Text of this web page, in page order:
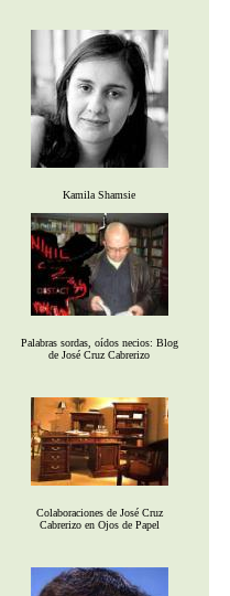
Kamila Shamsie
Palabras sordas, oídos necios: Blog
de José Cruz Cabrerizo
Colaboraciones de José Cruz
Cabrerizo en Ojos de Papel